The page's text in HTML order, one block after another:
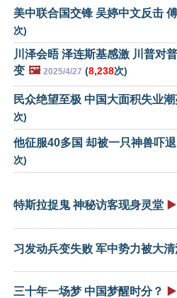
美中联合国交锋 吴婷中文反击
次)
川泽会晤 泽连斯基感激 川普对
变 🖼️ 2025/4/27 (8,238次)
民众绝望至极 中国大面积失业潮
次)
他征服40多国 却被一只神兽吓退
次)
特斯拉捉鬼 神秘访客现身灵堂 ▶️
习发动兵变失败 军中势力被大
三十年一场梦 中国梦醒时分？ ▶️